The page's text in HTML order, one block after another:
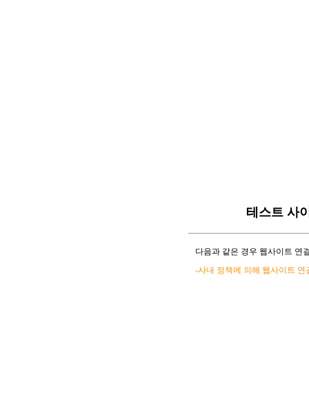
테스트 사
다음과 같은 경우 웹사이트 연
-사내 정책에 의해 웹사이트